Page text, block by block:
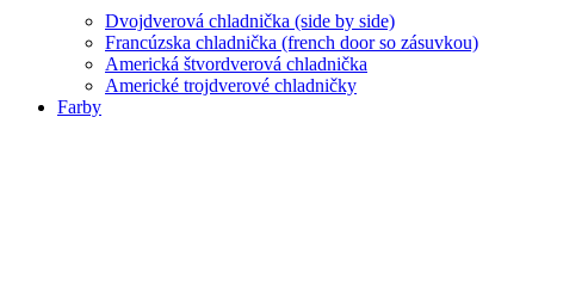
Dvojdverová chladnička (side by side)
Francúzska chladnička (french door so zásuvkou)
Americká štvordverová chladnička
Americké trojdverové chladničky
Farby